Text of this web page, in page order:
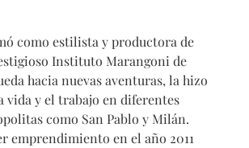
como estilista y productora de
Instituto Marangoni de
hacia nuevas aventuras, la hizo
vida y el trabajo en diferentes
como San Pablo y Milán.
emprendimiento en el año 2011